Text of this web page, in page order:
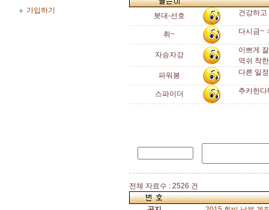
가입하기
봇대-선호 건강하
취~ 다시금~
자승자강
이쁘게
역쉬 착
파워봉
다른 일
스파이더 추카한
전체 자료수 : 2526 건